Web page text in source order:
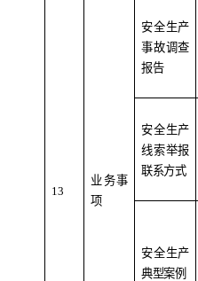
1 3
业务事
项
安全生产
事故调查
报告
安全生产
线索举报
联系方式
安全生产
典型案例